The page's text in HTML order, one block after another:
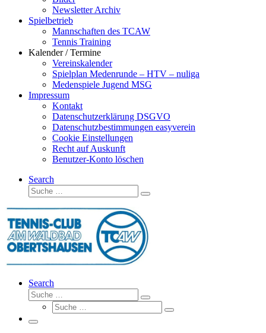
Newsletter Archiv
Spielbetrieb
Mannschaften des TCAW
Tennis Training
Kalender / Termine
Vereinskalender
Spielplan Medenrunde – HTV – nuliga
Medenspiele Jugend MSG
Impressum
Kontakt
Datenschutzerklärung DSGVO
Datenschutzbestimmungen easyverein
Cookie Einstellungen
Recht auf Auskunft
Benutzer-Konto löschen
Search
Suche
Suche
Search
Suche
Suche
Suche
Suche
Menü